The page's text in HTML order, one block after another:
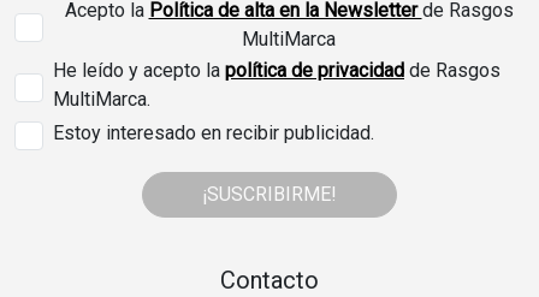
Acepto la Política de alta en la Newsletterde Rasgos
MultiMarca
He leído y acepto la política de privacidad de Rasgos
MultiMarca.
Estoy interesado en recibir publicidad.
¡SUSCRIBIRME!
Contacto